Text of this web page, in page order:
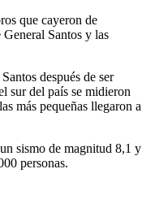
que cayeron de
Santos y las
después de ser
sur del país se midieron
más pequeñas llegaron a
sismo de magnitud 8,1 y
personas.